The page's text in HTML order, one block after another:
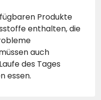
Produkte
enthalten, die
auch
des Tages
essen.